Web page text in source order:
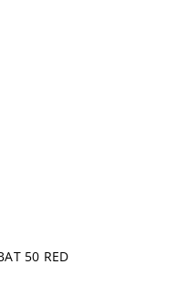
50 RED